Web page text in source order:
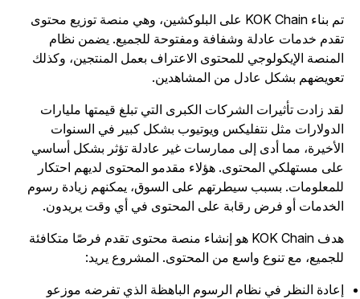
تم بناء KOK Chain على البلوكشين، وهي منصة توزيع محتوى
خدمات عادلة وشفافة ومفتوحة للجميع. يضمن نظام
الإيكولوجي للمحتوى الاعتراف بعمل المنتجين، وكذلك
بشكل عادل من المشاهدين.
زادت تأثيرات الشركات الكبرى التي تبلغ قيمتها مليارات
مثل نتفليكس ويوتيوب بشكل كبير في السنوات
مما أدى إلى ممارسات غير عادلة تؤثر بشكل أساسي
مستهلكي المحتوى. هؤلاء مقدمو المحتوى لديهم احتكار
بسبب سيطرتهم على السوق، يمكنهم زيادة رسوم
أو فرض رقابة على المحتوى في أي وقت يريدون.
هدف KOK Chain هو إنشاء منصة محتوى تقدم فرصًا متكافئة
مع تنوع واسع من المحتوى. المشروع يريد:
النظر في نظام الرسوم الباهظة الذي تفرضه موزعو